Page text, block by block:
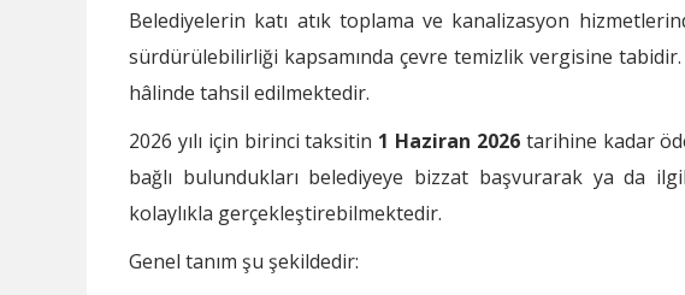
Belediyelerin katı atık toplama ve kanalizasyon
sürdürülebilirliği kapsamında çevre temizlik vergisine tabidir.
hâlinde tahsil edilmektedir.
2026 yılı için birinci taksitin 1 Haziran 2026tarihine kadar
bağlı bulundukları belediyeye bizzat başvurarak ya da
kolaylıkla gerçekleştirebilmektedir.
Genel tanım şu şekildedir: